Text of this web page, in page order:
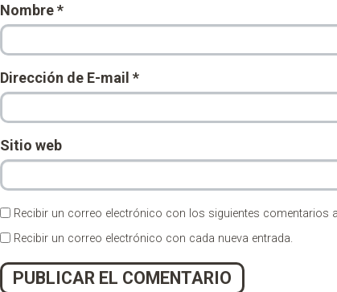
Nombre*
Dirección de E-mail *
Sitio web
Recibir un correo electrónico con los siguientes comentarios
Recibir un correo electrónico con cada nueva entrada.